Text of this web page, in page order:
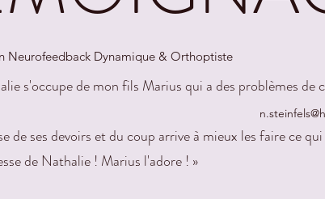
Neurofeedback Dynamique & Orthoptiste
s'occupe de mon fils Marius qui a des problèmes
au niveau scolaire. Les séances à ce jour pour
de ses devoirs et du coup arrive à mieux les faire ce
de Nathalie ! Marius l'adore ! »